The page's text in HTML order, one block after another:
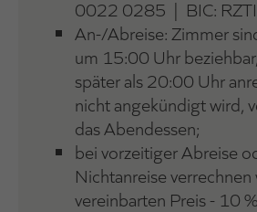
0022 0285 | BIC:
An-/Abreise: Zimmer
um 15:00 Uhr
später als 20:00 Uhr
nicht angekündigt wird,
das Abendessen;
bei vorzeitiger Abreise
Nichtanreise verrechnen
vereinbarten Preis - 10 %